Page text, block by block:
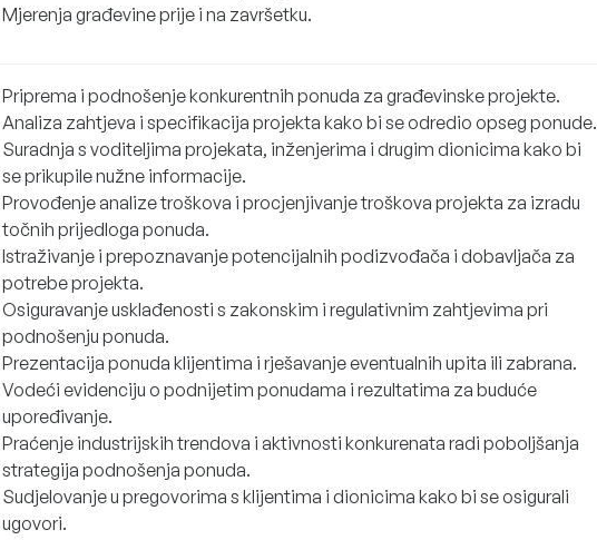
Mjerenja građevine prije i na završetku.
Priprema i podnošenje konkurentnih ponuda za građevinske projekte.
Analiza zahtjeva i specifikacija projekta kako bi se odredio opseg ponude.
Suradnja s voditeljima projekata, inženjerima i drugim dionicima kako bi
se prikupile nužne informacije.
Provođenje analize troškova i procjenjivanje troškova projekta za izradu
točnih prijedloga ponuda.
Istraživanje i prepoznavanje potencijalnih podizvođača i dobavljača za
potrebe projekta.
Osiguravanje usklađenosti s zakonskim i regulativnim zahtjevima pri
podnošenju ponuda.
Prezentacija ponuda klijentima i rješavanje eventualnih upita ili zabrana.
Vodeći evidenciju o podnijetim ponudama i rezultatima za buduće
upoređivanje.
Praćenje industrijskih trendova i aktivnosti konkurenata radi poboljšanja
strategija podnošenja ponuda.
Sudjelovanje u pregovorima s klijentima i dionicima kako bi se osigurali
ugovori.